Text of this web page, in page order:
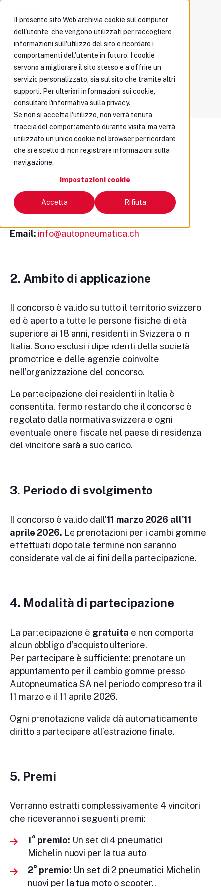
Il presente sito Web archivia cookie sul computer
dell'utente, che vengono utilizzati per raccogliere
informazioni sull'utilizzo del sito e ricordare i
comportamenti dell'utente in futuro. I cookie
servono a migliorare il sito stesso e a offrire un
servizio personalizzato, sia sul sito che tramite altri
supporti. Per ulteriori informazioni sui cookie,
consultare l'informativa sulla privacy.
Se non si accetta l'utilizzo, non verrà tenuta
traccia del comportamento durante visita, ma verrà
utilizzato un unico cookie nel browser per ricordare
che si è scelto di non registrare informazioni sulla
navigazione.
Impostazioni cookie
Accetta Rifiuta
CONDIZIONI DI
PARTECIPAZIONE AL
CONCORSO
1. Società promotrice
Autopneumatica SA
Via Cantonale 34b
CH 6928 Manno
Email: info@autopneumatica.ch
2. Ambito di applicazione
Il concorso è valido su tutto il territorio svizzero
ed è aperto a tutte le persone fisiche di età
superiore ai 18 anni, residenti in Svizzera o in
Italia. Sono esclusi i dipendenti della società
promotrice e delle agenzie coinvolte
nell’organizzazione del concorso.
La partecipazione dei residenti in Italia è
consentita, fermo restando che il concorso è
regolato dalla normativa svizzera e ogni
eventuale onere fiscale nel paese di residenza
del vincitore sarà a suo carico.
3. Periodo di svolgimento
Il concorso è valido dall’11 marzo 2026 all’11
aprile 2026. Le prenotazioni per i cambi gomme
effettuati dopo tale termine non saranno
considerate valide ai fini della partecipazione.
4. Modalità di partecipazione
La partecipazione è gratuita e non comporta
alcun obbligo d’acquisto ulteriore.
Per partecipare è sufficiente: prenotare un
appuntamento per il cambio gomme presso
Autopneumatica SA nel periodo compreso tra il
11 marzo e il 11 aprile 2026.
Ogni prenotazione valida dà automaticamente
diritto a partecipare all’estrazione finale.
5. Premi
Verranno estratti complessivamente 4 vincitori
che riceveranno i seguenti premi:
1° premio: Un set di 4 pneumatici
Michelin nuovi per la tua auto.
2° premio: Un set di 2 pneumatici Michelin
nuovi per la tua moto o scooter..